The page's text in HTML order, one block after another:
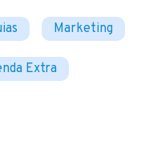
Marketing
Extra